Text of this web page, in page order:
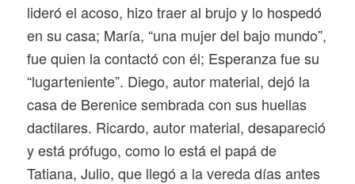
lideró el acoso, hizo traer al brujo y lo hospedó
en su casa; María, “una mujer del bajo mundo”,
fue quien la contactó con él; Esperanza fue su
“lugarteniente”. Diego, autor material, dejó la
casa de Berenice sembrada con sus huellas
dactilares. Ricardo, autor material, desapareció
y está prófugo, como lo está el papá de
Tatiana, Julio, que llegó a la vereda días antes